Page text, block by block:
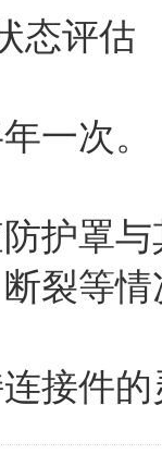
评估
次。
罩与
裂等
件的